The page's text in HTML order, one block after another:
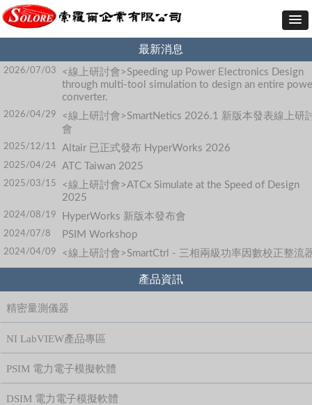
最新消息
2026/07/03
<線上研討會>Speeding up Power Electronics Design
through multi-tool simulation to design an entire
converter.
2026/04/29
<線上研討會>SmartNetics 2026.1 新版本發表線上研
會
2025/12/11 Altair 已正式發布 HyperWorks 2026
2025/04/24 ATC Taiwan 2025
2025/03/15
<線上研討會>ATCx Simulate at the Speed of Design
2025
2024/08/19 HyperWorks 新版本發布會
2024/07/8 PSIM Workshop
2024/04/09 <線上研討會>SmartCtrl - 三相兩級功率因數校正整流
產品資訊
精密量測儀器
NI LabVIEW產品專區
PSIM 電力電子模擬軟體
DSIM 電力電子模擬軟體